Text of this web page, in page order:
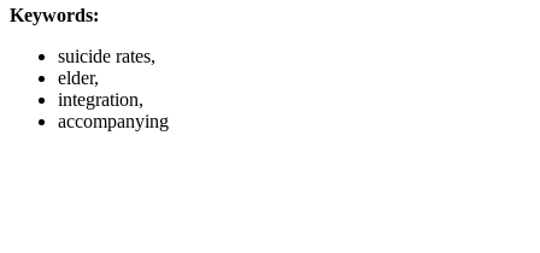
Keywords:
suicide rates,
elder,
integration,
accompanying